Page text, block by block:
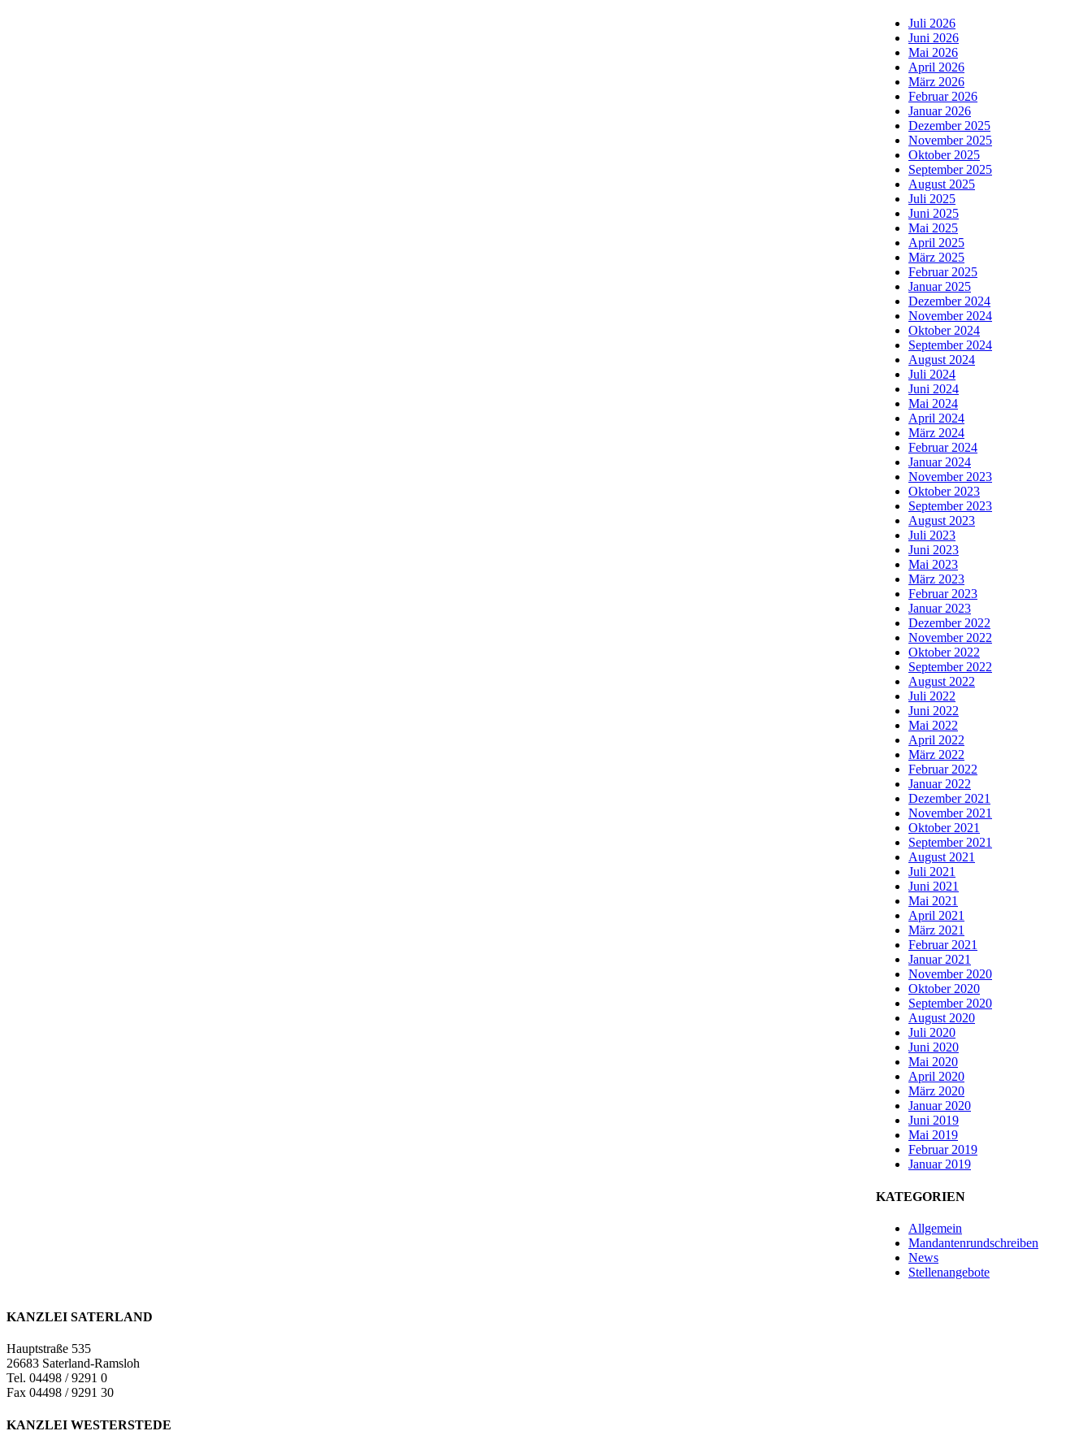
Juli 2026
Juni 2026
Mai 2026
April 2026
März 2026
Februar 2026
Januar 2026
Dezember 2025
November 2025
Oktober 2025
September 2025
August 2025
Juli 2025
Juni 2025
Mai 2025
April 2025
März 2025
Februar 2025
Januar 2025
Dezember 2024
November 2024
Oktober 2024
September 2024
August 2024
Juli 2024
Juni 2024
Mai 2024
April 2024
März 2024
Februar 2024
Januar 2024
November 2023
Oktober 2023
September 2023
August 2023
Juli 2023
Juni 2023
Mai 2023
März 2023
Februar 2023
Januar 2023
Dezember 2022
November 2022
Oktober 2022
September 2022
August 2022
Juli 2022
Juni 2022
Mai 2022
April 2022
März 2022
Februar 2022
Januar 2022
Dezember 2021
November 2021
Oktober 2021
September 2021
August 2021
Juli 2021
Juni 2021
Mai 2021
April 2021
März 2021
Februar 2021
Januar 2021
November 2020
Oktober 2020
September 2020
August 2020
Juli 2020
Juni 2020
Mai 2020
April 2020
März 2020
Januar 2020
Juni 2019
Mai 2019
Februar 2019
Januar 2019
KATEGORIEN
Allgemein
Mandantenrundschreiben
News
Stellenangebote
KANZLEI SATERLAND
Hauptstraße 535
26683 Saterland-Ramsloh
Tel. 04498 / 9291 0
Fax 04498 / 9291 30
KANZLEI WESTERSTEDE